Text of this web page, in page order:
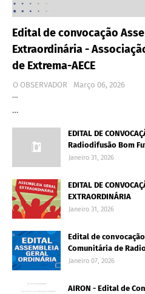
Edital de convocação
Extraordinária -
de Extrema-AECE
O OBSERVADOR
Março 06, 2026
…
…
EDITAL DE
Radiodifusão Bom
Janeiro 31, 2026
EDITAL DE
EXTRAORDINÁRIA
Janeiro 31, 2026
Edital de
Comunitária de
Janeiro 07, 2026
AIRON - Edital de